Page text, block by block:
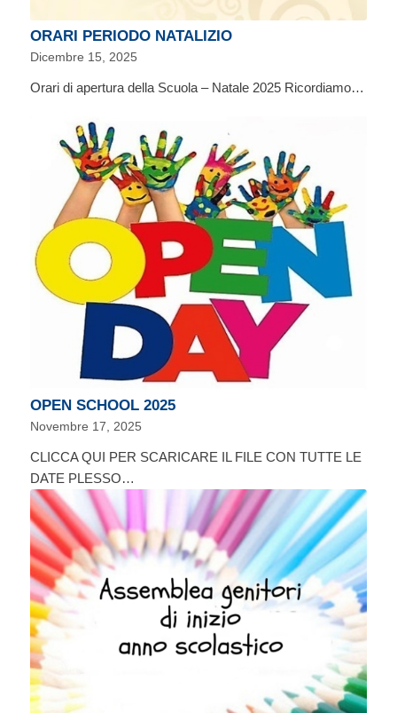
ORARI PERIODO NATALIZIO
Dicembre 15, 2025
Orari di apertura della Scuola – Natale 2025 Ricordiamo…
OPEN SCHOOL 2025
Novembre 17, 2025
CLICCA QUI PER SCARICARE IL FILE CON TUTTE LE
DATE PLESSO…